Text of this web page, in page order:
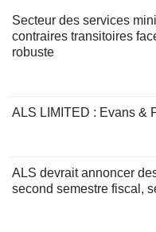
Secteur des services
contraires transitoires
robuste
ALS LIMITED : Evans &
ALS devrait annoncer
second semestre fiscal,